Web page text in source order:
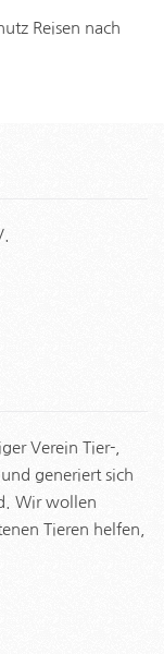
Reisen nach
Verein Tier-,
generiert sich
Wir wollen
Tieren helfen,